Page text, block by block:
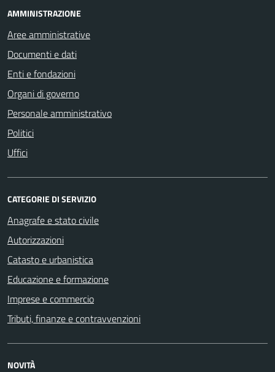
AMMINISTRAZIONE
Aree amministrative
Documenti e dati
Enti e fondazioni
Organi di governo
Personale amministrativo
Politici
Uffici
CATEGORIE DI SERVIZIO
Anagrafe e stato civile
Autorizzazioni
Catasto e urbanistica
Educazione e formazione
Imprese e commercio
Tributi, finanze e contravvenzioni
NOVITÀ